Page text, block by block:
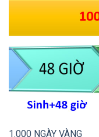
1.000 NGÀY VÀNG